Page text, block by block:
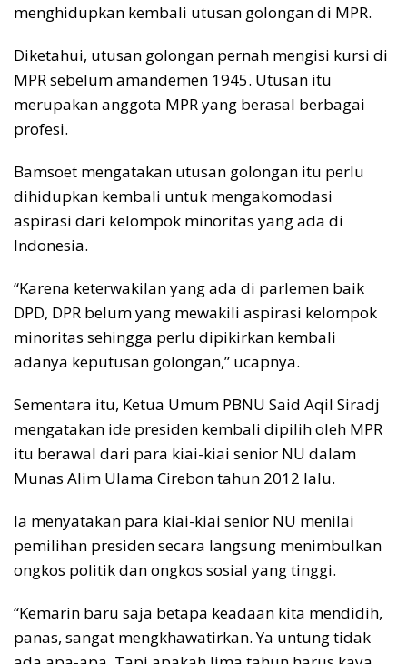
menghidupkan kembali utusan golongan di MPR.
Diketahui, utusan golongan pernah mengisi kursi di
MPR sebelum amandemen 1945. Utusan itu
merupakan anggota MPR yang berasal berbagai
profesi.
Bamsoet mengatakan utusan golongan itu perlu
dihidupkan kembali untuk mengakomodasi
aspirasi dari kelompok minoritas yang ada di
Indonesia.
“Karena keterwakilan yang ada di parlemen baik
DPD, DPR belum yang mewakili aspirasi kelompok
minoritas sehingga perlu dipikirkan kembali
adanya keputusan golongan,” ucapnya.
Sementara itu, Ketua Umum PBNU Said Aqil Siradj
mengatakan ide presiden kembali dipilih oleh MPR
itu berawal dari para kiai-kiai senior NU dalam
Munas Alim Ulama Cirebon tahun 2012 lalu.
Ia menyatakan para kiai-kiai senior NU menilai
pemilihan presiden secara langsung menimbulkan
ongkos politik dan ongkos sosial yang tinggi.
“Kemarin baru saja betapa keadaan kita mendidih,
panas, sangat mengkhawatirkan. Ya untung tidak